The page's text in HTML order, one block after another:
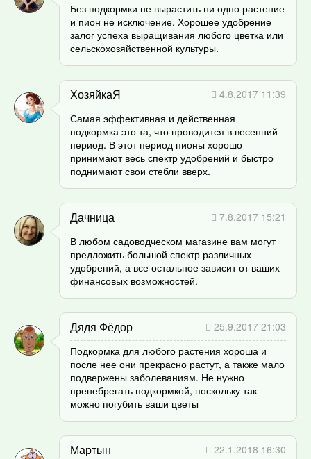
Без подкормки не вырастить ни одно растение
и пион не исключение. Хорошее удобрение
залог успеха выращивания любого цветка или
сельскохозяйственной культуры.
ХозяйкаЯ
4.8.2017 11:39
Самая эффективная и действенная
подкормка это та, что проводится в весенний
период. В этот период пионы хорошо
принимают весь спектр удобрений и быстро
поднимают свои стебли вверх.
Дачница
7.8.2017 15:21
В любом садоводческом магазине вам могут
предложить большой спектр различных
удобрений, а все остальное зависит от ваших
финансовых возможностей.
Дядя Фёдор
25.9.2017 21:03
Подкормка для любого растения хороша и
после нее они прекрасно растут, а также мало
подвержены заболеваниям. Не нужно
пренебрегать подкормкой, поскольку так
можно погубить ваши цветы
Мартын
22.1.2018 16:30